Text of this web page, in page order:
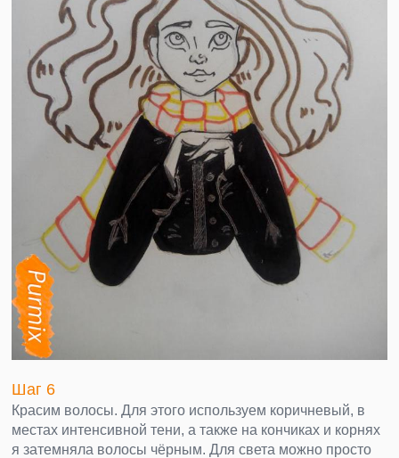
Шаг 6
Красим волосы. Для этого используем коричневый, в
местах интенсивной тени, а также на кончиках и корнях
я затемняла волосы чёрным. Для света можно просто